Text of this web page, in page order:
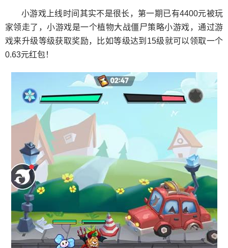
小游戏上线时间其实不是很长，第一期已有4400元被玩
家领走了，小游戏是一个植物大战僵尸策略小游戏，通过游
戏来升级等级获取奖励，比如等级达到15级就可以领取一个
0.63元红包！